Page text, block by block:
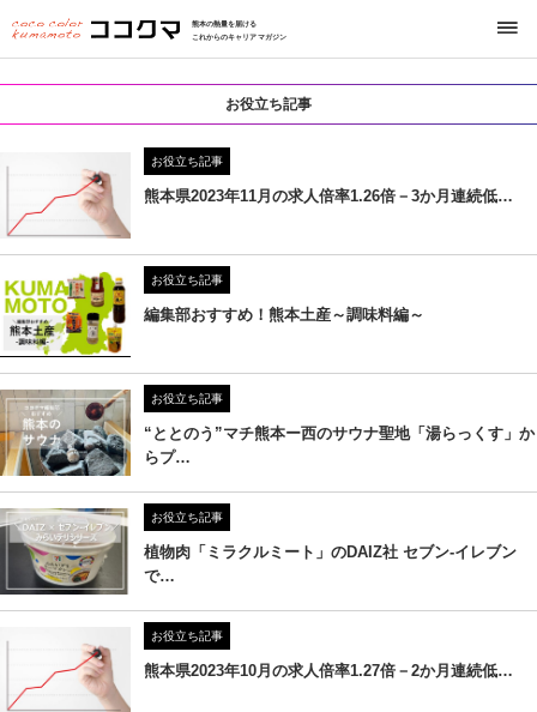
熊本の熱量を届ける
これからのキャリアマガジン
お役立ち記事
お役立ち記事
熊本県2023年11月の求人倍率1.26倍－3か月連続低…
お役立ち記事
編集部おすすめ！熊本土産～調味料編～
お役立ち記事
“ととのう”マチ熊本ー西のサウナ聖地「湯らっくす」か
らプ…
お役立ち記事
植物肉「ミラクルミート」のDAIZ社 セブン‐イレブン
で…
お役立ち記事
熊本県2023年10月の求人倍率1.27倍－2か月連続低…